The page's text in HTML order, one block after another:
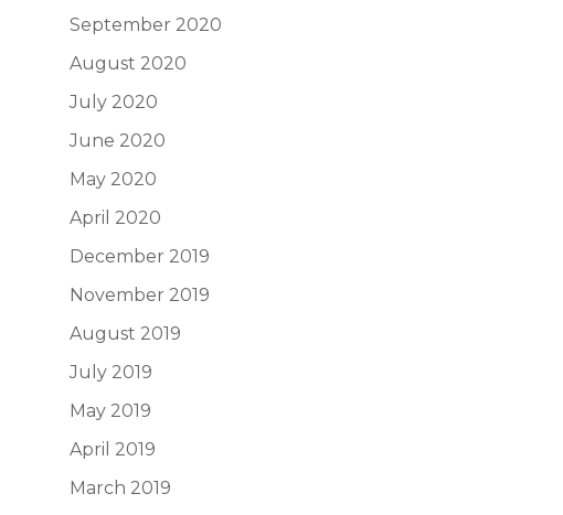
September 2020
August 2020
July 2020
June 2020
May 2020
April 2020
December 2019
November 2019
August 2019
July 2019
May 2019
April 2019
March 2019